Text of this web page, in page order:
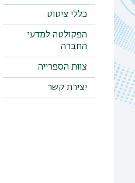
כללי ציטוט
הפקולטה למדעי
החברה
צוות הספרייה
יצירת קשר